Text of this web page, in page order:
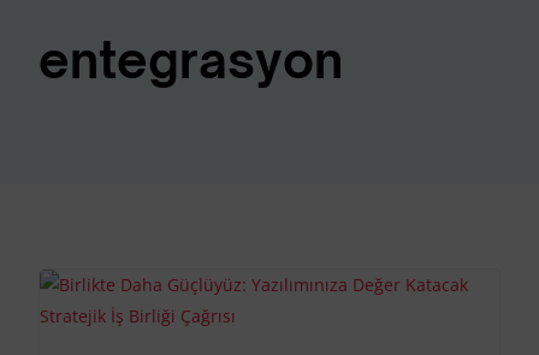
entegrasyon